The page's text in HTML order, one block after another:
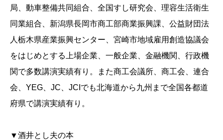
局、動車整備共同組合、全国すし研究会、理容生活衛生
同業組合、新潟県長岡市商工部商業振興課、公益財団法
人栃木県産業振興センター、宮崎市地域雇用創造協議会
をはじめとする上場企業、一般企業、金融機関、行政機
関で多数講演実績有り。また商工会議所、商工会、連合
会、YEG、JC、JCIでも北海道から九州まで全国各都道
府県で講演実績有り。
▼酒井とし夫の本